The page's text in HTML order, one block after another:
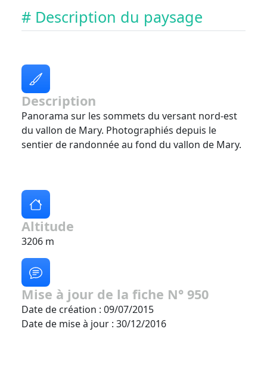
# Description du paysage
Description
Panorama sur les sommets du versant nord-est
du vallon de Mary. Photographiés depuis le
sentier de randonnée au fond du vallon de Mary.
Altitude
3206 m
Mise à jour de la fiche N° 950
Date de création : 09/07/2015
Date de mise à jour : 30/12/2016